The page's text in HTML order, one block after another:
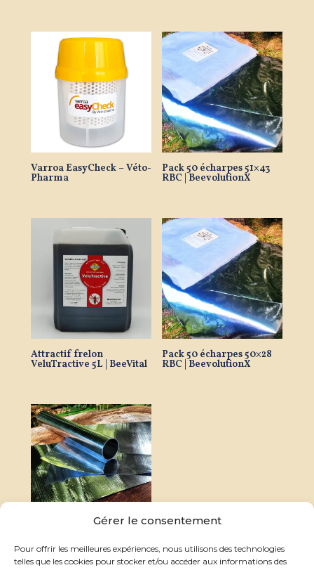
Gérer le consentement
Pour offrir les meilleures expériences, nous utilisons des technologies
telles que les cookies pour stocker et/ou accéder aux informations des
Varroa EasyCheck – Véto-
Pharma
Pack 50 écharpes 51×43
RBC | BeevolutionX
Attractif frelon
VeluTractive 5L | BeeVital
Pack 50 écharpes 50×28
RBC | BeevolutionX
réflecteur BeevolutionX
31cm x 50m